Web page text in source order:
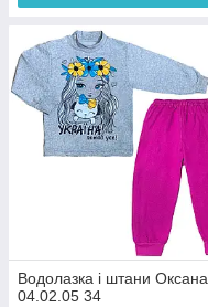
Водолазка і штани Оксана
04.02.05 34